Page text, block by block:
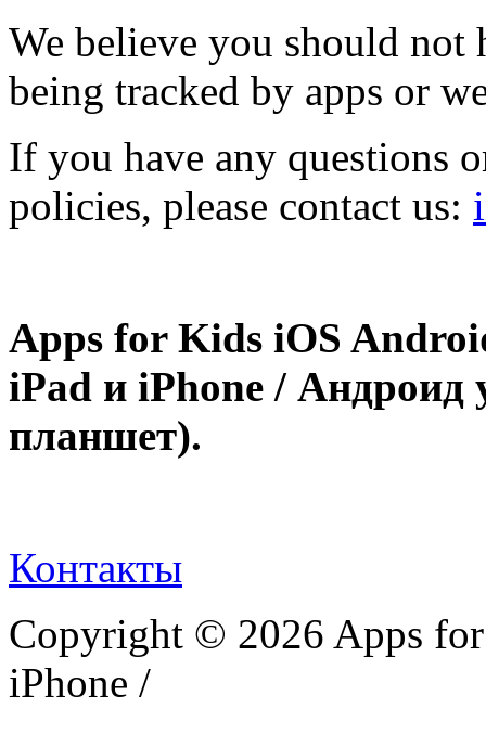
We believe you should
being tracked by apps or
If you have any questions
policies, please contact us:
Apps for Kids iOS
iPad и iPhone / Андроид
планшет).
Контакты
Copyright © 2026 Apps
iPhone /